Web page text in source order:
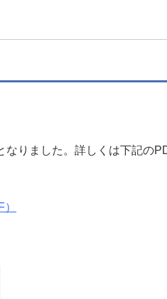
りました。詳しくは下記の